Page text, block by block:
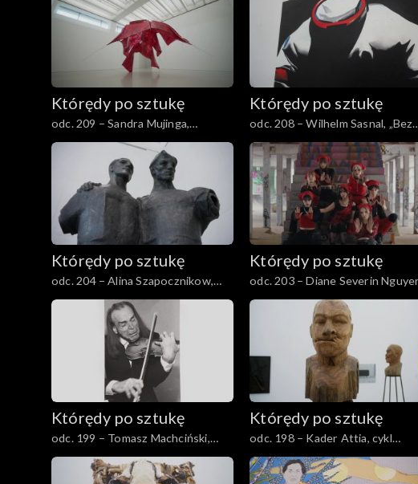
Którędy po sztukę
odc. 209 – Sandra Mujinga,
„Znikania”
Którędy po sztukę
odc. 208 – Wilhelm Sasnal, „Bez
tytułu (Astronauta)”
Którędy po sztukę
odc. 204 – Alina Szapocznikow,
„Przyjaźń”
Którędy po sztukę
odc. 203 – Diane Severin
„Jeśli rewolucja jest chorobą”
Którędy po sztukę
odc. 199 – Tomasz Machciński,
„Portrety”
Którędy po sztukę
odc. 198 – Kader Attia, cykl
„Kultura, inna natura